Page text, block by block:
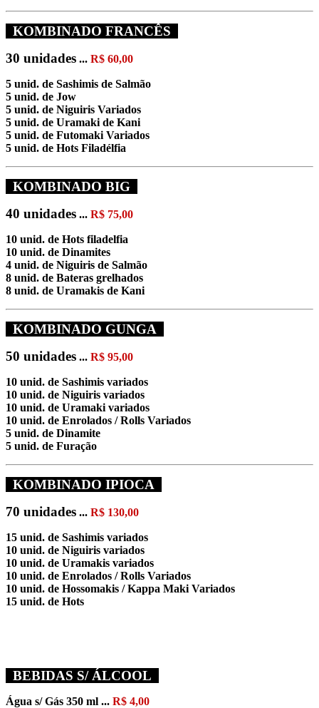
KOMBINADO FRANCÊS
30 unidades ... R$ 60,00
5 unid. de Sashimis de Salmão
5 unid. de Jow
5 unid. de Niguiris Variados
5 unid. de Uramaki de Kani
5 unid. de Futomaki Variados
5 unid. de Hots Filadélfia
KOMBINADO BIG
40 unidades ... R$ 75,00
10 unid. de Hots filadelfia
10 unid. de Dinamites
4 unid. de Niguiris de Salmão
8 unid. de Bateras grelhados
8 unid. de Uramakis de Kani
KOMBINADO GUNGA
50 unidades ... R$ 95,00
10 unid. de Sashimis variados
10 unid. de Niguiris variados
10 unid. de Uramaki variados
10 unid. de Enrolados / Rolls Variados
5 unid. de Dinamite
5 unid. de Furação
KOMBINADO IPIOCA
70 unidades ... R$ 130,00
15 unid. de Sashimis variados
10 unid. de Niguiris variados
10 unid. de Uramakis variados
10 unid. de Enrolados / Rolls Variados
10 unid. de Hossomakis / Kappa Maki Variados
15 unid. de Hots
BEBIDAS S/ ÁLCOOL
Água s/ Gás 350 ml ... R$ 4,00